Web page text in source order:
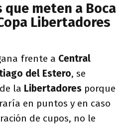
meten a Boca
Libertadores
frente a Central
del Estero, se
la Libertadores porque
en puntos y en caso
de cupos, no le